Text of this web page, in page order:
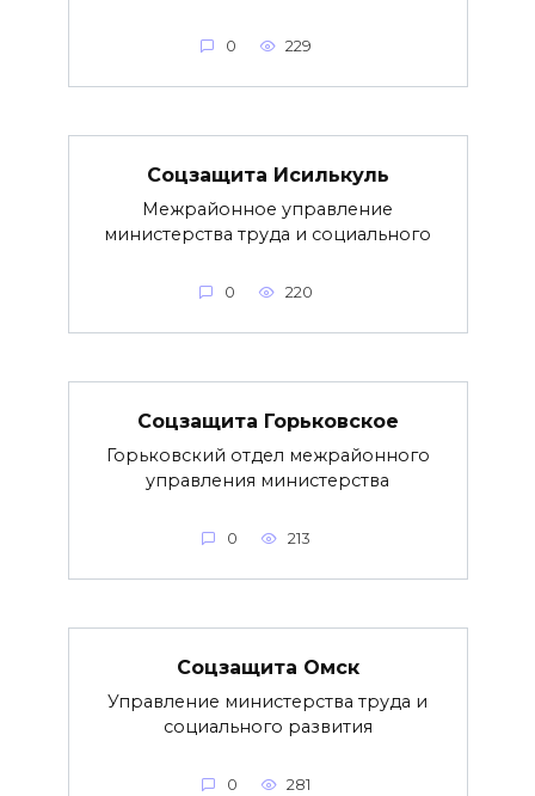
0 229
Соцзащита Исилькуль
Межрайонное управление
министерства труда и социального
0 220
Соцзащита Горьковское
Горьковский отдел межрайонного
управления министерства
0 213
Соцзащита Омск
Управление министерства труда и
социального развития
0 281